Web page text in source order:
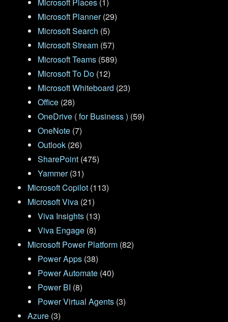
Microsoft Planner(29)
Microsoft Search (5)
Microsoft Stream (57)
Microsoft Teams (589)
Microsoft To Do (12)
Microsoft Whiteboard (23)
Office (28)
OneDrive ( for Business ) (59)
OneNote (7)
Outlook (26)
SharePoint (475)
Yammer(31)
Microsoft Copilot (113)
Microsoft Viva (21)
Viva Insights (13)
Viva Engage (8)
Microsoft Power Platform (82)
Power Apps (38)
Power Automate (40)
Power BI (8)
Power Virtual Agents (3)
Azure (3)